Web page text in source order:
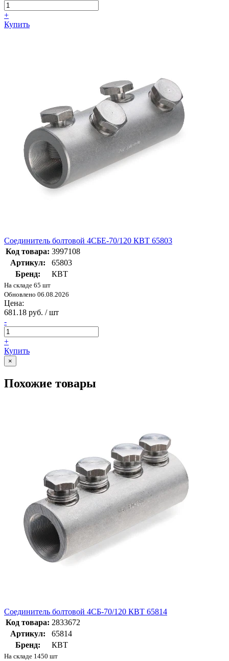
+
Купить
Соединитель болтовой 4СБЕ-70/120 КВТ 65803
Код товара: 3997108
Артикул:
65803
Бренд:
КВТ
На складе 65 шт
Обновлено 06.08.2026
Цена:
681.18 руб. / шт
-
+
Купить
×
Похожие товары
Соединитель болтовой 4СБ-70/120 КВТ 65814
Код товара: 2833672
Артикул:
65814
Бренд:
КВТ
На складе 1450 шт